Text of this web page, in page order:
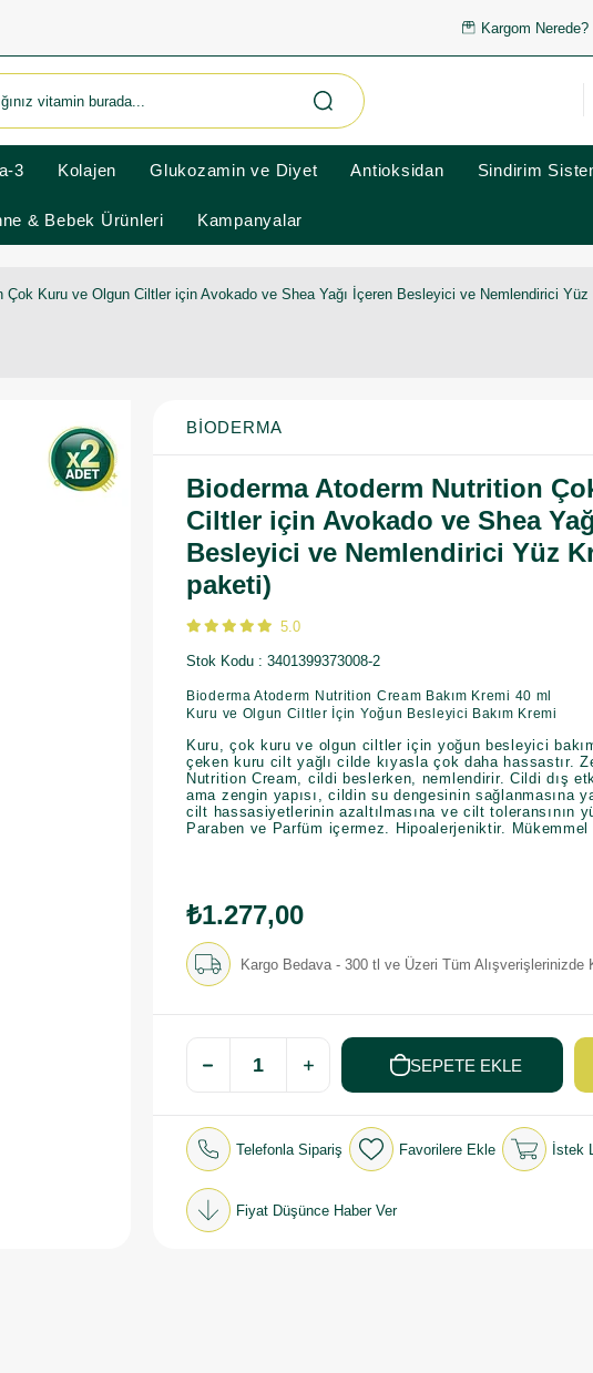
Kargom Nerede?
3 Kolajen Glukozamin ve Diyet Antioksidan Sindirim
& Bebek Ürünleri Kampanyalar
Çok Kuru ve Olgun Ciltler için Avokado ve Shea Yağı İçeren Besleyici ve Nemlendirici
BIODERMA
Bioderma Atoderm Nutrition
Ciltler için Avokado ve Shea
Besleyici ve Nemlendirici Yüz
paketi)
5.0
Stok Kodu 3401399373008-2
Bioderma Atoderm Nutrition Cream Bakım Kremi 40 ml
Kuru ve Olgun Ciltler İçin Yoğun Besleyici Bakım Kremi
Kuru, çok kuru ve olgun ciltler için yoğun besleyici
çeken kuru cilt yağlı cilde kıyasla çok daha hassastır.
Nutrition Cream, cildi beslerken, nemlendirir. Cildi dış
ama zengin yapısı, cildin su dengesinin sağlanmasına
cilt hassasiyetlerinin azaltılmasına ve cilt toleransının
Paraben ve Parfüm içermez. Hipoalerjeniktir. Mükemmel
₺1.277,00
Kargo Bedava - 300 tl ve Üzeri Tüm Alışverişlerinizde
Telefonla Sipariş Favorilere Ekle İstek
Fiyat Düşünce Haber Ver